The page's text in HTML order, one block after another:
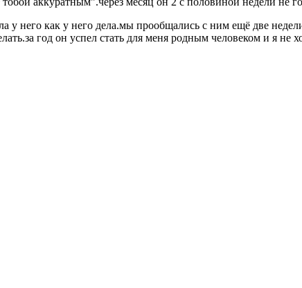
у него как у него дела.мы прообщались с ним ещё две
год он успел стать для меня родным человеком и я не